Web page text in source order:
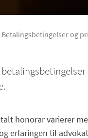
Betalingsbetingelser og
honorar varierer
erfaringen til